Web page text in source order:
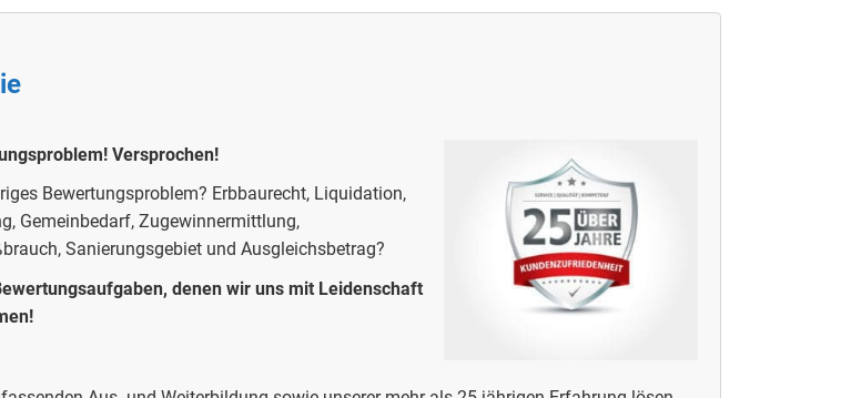
Versprochen!
Bewertungsproblem? Erbbaurecht, Liquidation,
Gemeinbedarf, Zugewinnermittlung,
Sanierungsgebiet und Ausgleichsbetrag?
denen wir uns mit Leidenschaft